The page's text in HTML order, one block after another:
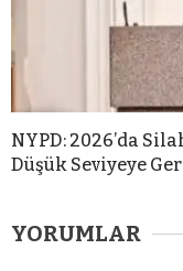
NYPD: 2026’da
Düşük Seviyeye
YORUMLAR